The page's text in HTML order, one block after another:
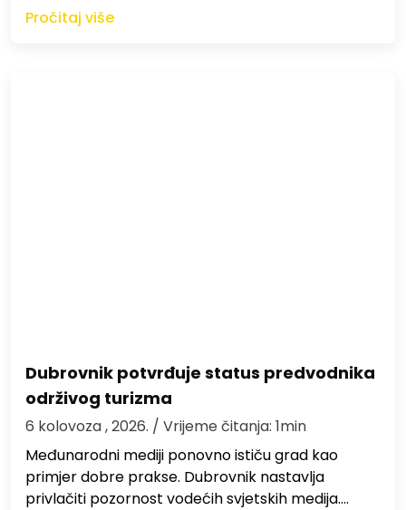
Pročitaj više
Dubrovnik potvrđuje status predvodnika
održivog turizma
6 kolovoza , 2026. / Vrijeme čitanja: 1min
Međunarodni mediji ponovno ističu grad kao
primjer dobre prakse. Dubrovnik nastavlja
privlačiti pozornost vodećih svjetskih medija.…